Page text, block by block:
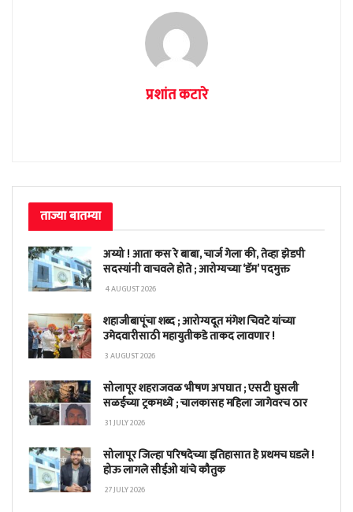
प्रशांत कटारे
ताज्या बातम्या
अय्यो ! आता कस रे बाबा, चार्ज गेला की, तेव्हा झेडपी
सदस्यांनी वाचवले होते ; आरोग्यच्या ‘डॅम’ पदमुक्त
4 AUGUST 2026
शहाजीबापूंचा शब्द ; आरोग्यदूत मंगेश चिवटे यांच्या
उमेदवारीसाठी महायुतीकडे ताकद लावणार !
3 AUGUST 2026
सोलापूर शहराजवळ भीषण अपघात ; एसटी घुसली
सळईच्या ट्रकमध्ये ; चालकासह महिला जागेवरच ठार
31 JULY 2026
सोलापूर जिल्हा परिषदेच्या इतिहासात हे प्रथमच घडले !
होऊ लागले सीईओ यांचे कौतुक
27 JULY 2026